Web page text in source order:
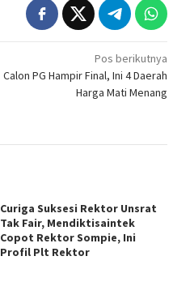
Pos berikutnya
Calon PG Hampir Final, Ini 4 Daerah
Harga Mati Menang
Curiga Suksesi Rektor Unsrat
Tak Fair, Mendiktisaintek
Copot Rektor Sompie, Ini
Profil Plt Rektor